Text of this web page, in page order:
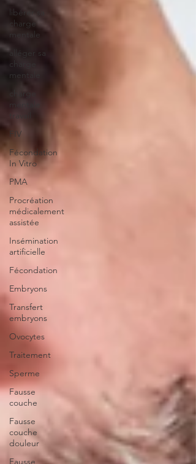
libérer sa
charge
mentale
alléger sa
charge
mentale
charge
FIV
Fécondation
In Vitro
PMA
Procréation
médicalement
assistée
Insémination
artificielle
Fécondation
Embryons
Transfert
embryons
Ovocytes
Traitement
Sperme
Fausse
couche
Fausse
couche
douleur
Fausse